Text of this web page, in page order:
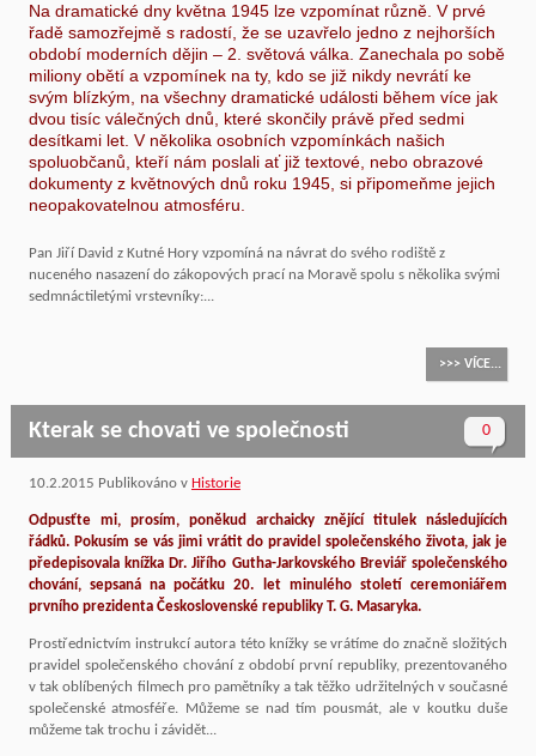
Na dramatické dny května 1945 lze vzpomínat různě. V prvé
řadě samozřejmě s radostí, že se uzavřelo jedno z nejhorších
období moderních dějin – 2. světová válka. Zanechala po sobě
miliony obětí a vzpomínek na ty, kdo se již nikdy nevrátí ke
svým blízkým, na všechny dramatické události během více jak
dvou tisíc válečných dnů, které skončily právě před sedmi
desítkami let. V několika osobních vzpomínkách našich
spoluobčanů, kteří nám poslali ať již textové, nebo obrazové
dokumenty z květnových dnů roku 1945, si připomeňme jejich
neopakovatelnou atmosféru.
Pan Jiří David z Kutné Hory vzpomíná na návrat do svého rodiště z
nuceného nasazení do zákopových prací na Moravě spolu s několika svými
sedmnáctiletými vrstevníky:...
>>> VÍCE...
0
Kterak se chovati ve společnosti
10.2.2015 Publikováno v Historie
Odpusťte mi, prosím, poněkud archaicky znějící titulek následujících
řádků. Pokusím se vás jimi vrátit do pravidel společenského života, jak je
předepisovala knížka Dr. Jiřího Gutha-Jarkovského Breviář společenského
chování, sepsaná na počátku 20. let minulého století ceremoniářem
prvního prezidenta Československé republiky T. G. Masaryka.
Prostřednictvím instrukcí autora této knížky se vrátíme do značně složitých
pravidel společenského chování z období první republiky, prezentovaného
v tak oblíbených filmech pro pamětníky a tak těžko udržitelných v současné
společenské atmosféře. Můžeme se nad tím pousmát, ale v koutku duše
můžeme tak trochu i závidět...